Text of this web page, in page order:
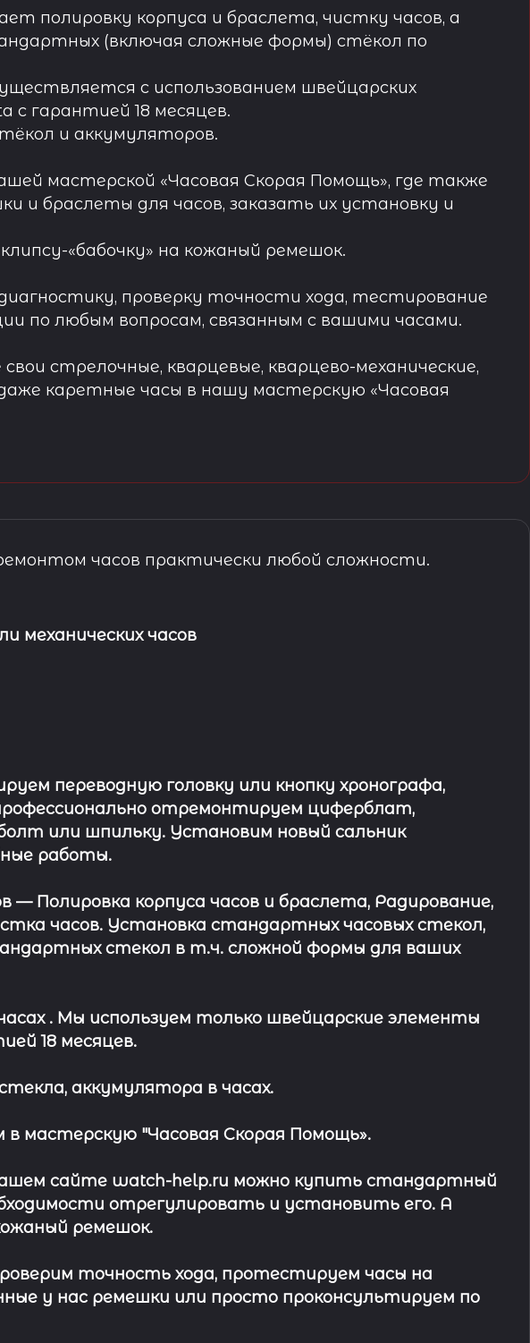
полировку корпуса и браслета, чистку часов, а
(включая сложные формы) стёкол по
с использованием швейцарских
с гарантией 18 месяцев.
и аккумуляторов.
мастерской «Часовая Скорая Помощь», где также
и браслеты для часов, заказать их установку и
«бабочку» на кожаный ремешок.
проверку точности хода, тестирование
по любым вопросам, связанным с вашими часами.
стрелочные, кварцевые, кварцево-механические,
каретные часы в нашу мастерскую «Часовая
часов практически любой сложности.
механических часов
переводную головку или кнопку хронографа,
отремонтируем циферблат,
или шпильку. Установим новый сальник
работы.
— Полировка корпуса часов и браслета, Радирование,
часов. Установка стандартных часовых стекол,
стекол в т.ч. сложной формы для ваших
. Мы используем только швейцарские элементы
18 месяцев.
аккумулятора в часах.
мастерскую "Часовая Скорая Помощь».
сайте watch-help.ru можно купить стандартный
отрегулировать и установить его. А
ремешок.
точность хода, протестируем часы на
у нас ремешки или просто проконсультируем по